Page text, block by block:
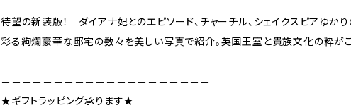
待望の新装版！ ダイアナ妃とのエピソード、チャーチル、シェイクスピアゆか
彩る絢爛豪華な邸宅の数々を美しい写真で紹介。英国王室と貴族文化の粋がこ
＝＝＝＝＝＝＝＝＝＝＝＝＝＝＝＝＝＝＝＝
★ギフトラッピング承ります★